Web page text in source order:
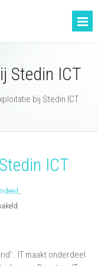
Stedin ICT
bij Stedin ICT
ICT
,
voor
bij
IT maakt onderdeel